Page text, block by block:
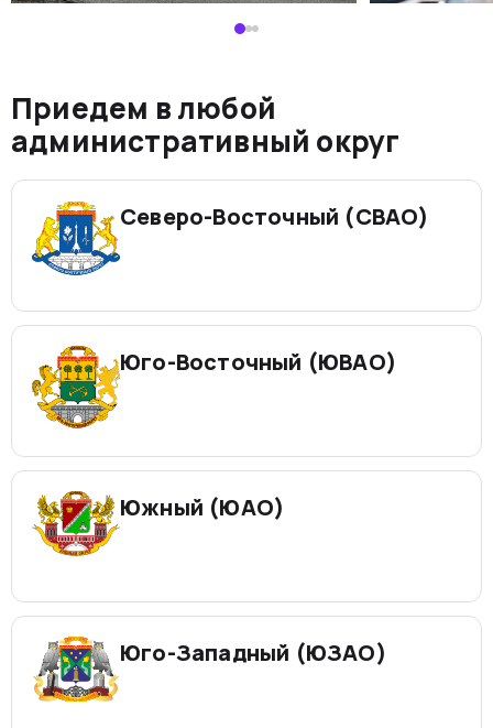
Приедем в любой
административный округ
Северо-Восточный (СВАО)
Юго-Восточный (ЮВАО)
Южный (ЮАО)
Юго-Западный (ЮЗАО)